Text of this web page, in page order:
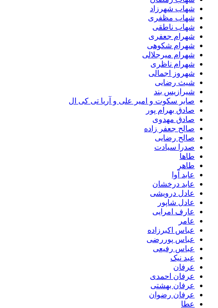
شهاب شهرزاد
شهاب مظفری
شهاب ناطقی
شهرام جعفری
شهرام شکوهی
شهرام میرجلالی
شهرام ناظری
شهروز اجمالی
شیث رضایی
شیرازیس بند
صابر سکوت و امیر علی و آریا تی کی ال
صادق بهرام پور
صادق مهدوی
صالح جعفر زاده
صالح رضایی
صدرا سیادت
طاها
طاهر
عابد آوا
عابد درخشان
عادل درویشی
عادل شاپور
عارف امرایی
عامر
عباس اکبرزاده
عباس پوررضی
عباس رفیعی
عبد نیک
عرفان
عرفان احمدی
عرفان بهشتی
عرفان رضوان
عطا